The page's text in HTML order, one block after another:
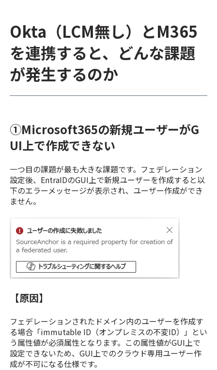
Okta（LCM無し）とM365
を連携すると、どんな課題
が発生するのか
①Microsoft365の新規ユーザーがG
UI上で作成できない
一つ目の課題が最も大きな課題です。フェデレーション
設定後、EntraIDのGUI上で新規ユーザーを作成すると以
下のエラーメッセージが表示され、ユーザー作成ができ
ません。
【原因】
フェデレーションされたドメイン内のユーザーを作成す
る場合「immutable ID（オンプレミスの不変ID）」とい
う属性値が必須属性となります。この属性値がGUI上で
設定できないため、GUI上でのクラウド専用ユーザー作
成が不可になる仕様です。